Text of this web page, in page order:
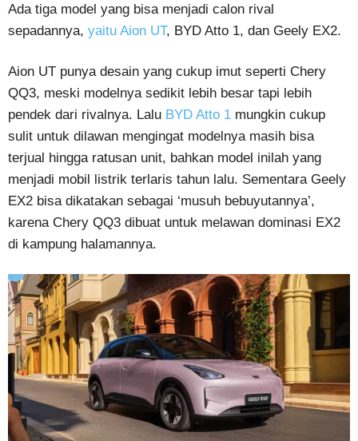
Ada tiga model yang bisa menjadi calon rival
sepadannya, yaitu Aion UT, BYD Atto 1, dan Geely EX2.
Aion UT punya desain yang cukup imut seperti Chery
QQ3, meski modelnya sedikit lebih besar tapi lebih
pendek dari rivalnya. Lalu BYD Atto 1 mungkin cukup
sulit untuk dilawan mengingat modelnya masih bisa
terjual hingga ratusan unit, bahkan model inilah yang
menjadi mobil listrik terlaris tahun lalu. Sementara Geely
EX2 bisa dikatakan sebagai ‘musuh bebuyutannya’,
karena Chery QQ3 dibuat untuk melawan dominasi EX2
di kampung halamannya.